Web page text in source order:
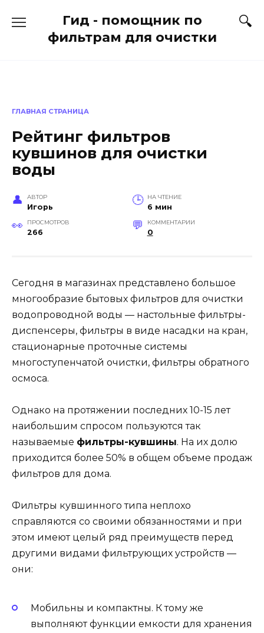
содержанию
Гид - помощник по
фильтрам для очистки
ГЛАВНАЯ СТРАНИЦА
Рейтинг фильтров
кувшинов для очистки
воды
АВТОР
Игорь
НА ЧТЕНИЕ
6 мин
ПРОСМОТРОВ
266
КОММЕНТАРИИ
0
Сегодня в магазинах представлено большое
многообразие бытовых фильтров для очистки
водопроводной воды — настольные фильтры-
диспенсеры, фильтры в виде насадки на кран,
стационарные проточные системы
многоступенчатой очистки, фильтры обратного
осмоса.
Однако на протяжении последних 10-15 лет
наибольшим спросом пользуются так
называемые фильтры-кувшины. На их долю
приходится более 50% в общем объеме продаж
фильтров для дома.
Фильтры кувшинного типа неплохо
справляются со своими обязанностями и при
этом имеют целый ряд преимуществ перед
другими видами фильтрующих устройств —
они:
Мобильны и компактны. К тому же
выполняют функции емкости для хранения